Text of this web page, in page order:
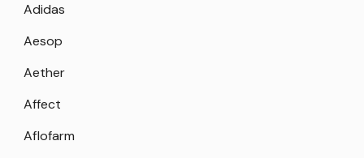
Adidas
Aesop
Aether
Affect
Aflofarm